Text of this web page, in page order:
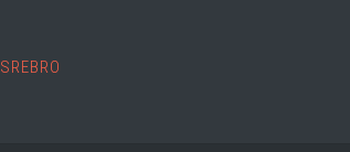
SREBRO